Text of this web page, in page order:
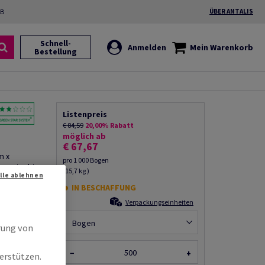
ÜBER ANTALIS
Schnell-
Bestellung Anmelden Mein Warenkorb
x
Listenpreis
€ 84,59 20,00% Rabatt
möglich ab
€ 67,67
pro 1 000 Bogen
(15,7 kg )
IN BESCHAFFUNG
Verpackungseinheiten
Bogen
− +
von
ablehnen